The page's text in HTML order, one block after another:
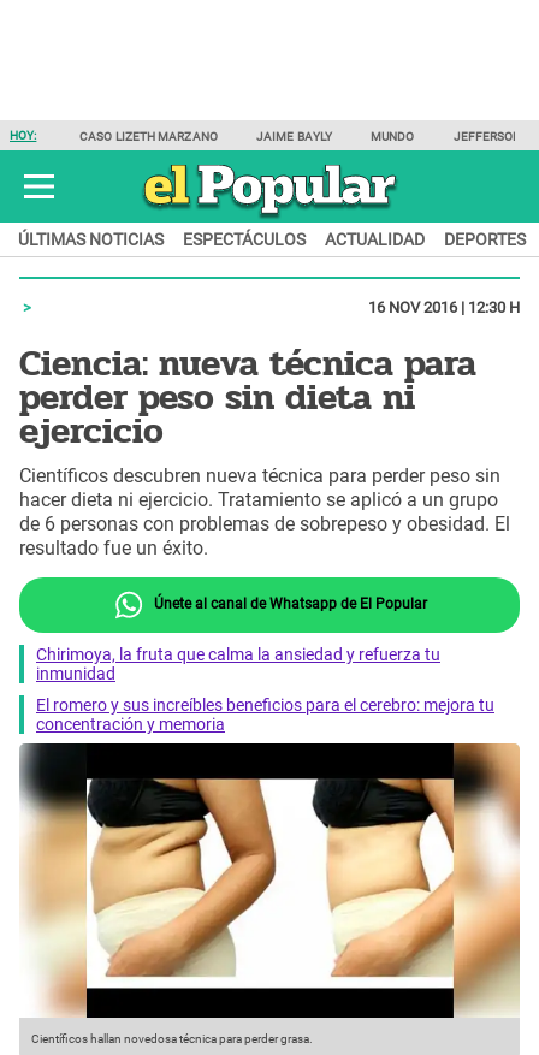
HOY: CASO LIZETH MARZANO JAIME BAYLY MUNDO JEFFERSON
ÚLTIMAS NOTICIAS ESPECTÁCULOS ACTUALIDAD DEPORTES
16 NOV 2016 | 12:30 H
Ciencia: nueva técnica para
perder peso sin dieta ni
ejercicio
Científicos descubren nueva técnica para perder peso sin
hacer dieta ni ejercicio. Tratamiento se aplicó a un grupo
de 6 personas con problemas de sobrepeso y obesidad. El
resultado fue un éxito.
Únete al canal de Whatsapp de El Popular
Chirimoya, la fruta que calma la ansiedad y refuerza tu
inmunidad
El romero y sus increíbles beneficios para el cerebro: mejora tu
concentración y memoria
Científicos hallan novedosa técnica para perder grasa.